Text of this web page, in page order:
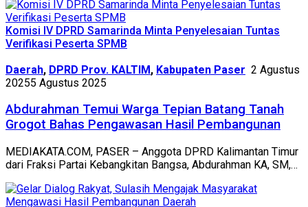
Komisi IV DPRD Samarinda Minta Penyelesaian Tuntas
Verifikasi Peserta SPMB
Daerah, DPRD Prov. KALTIM, Kabupaten Paser 2 Agustus
20255 Agustus 2025
Abdurahman Temui Warga Tepian Batang Tanah
Grogot Bahas Pengawasan Hasil Pembangunan
MEDIAKATA.COM, PASER – Anggota DPRD Kalimantan Timur
dari Fraksi Partai Kebangkitan Bangsa, Abdurahman KA, SM,…